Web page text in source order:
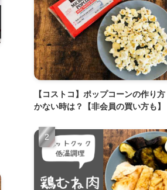
【コストコ】ポップコーンの作り
かない時は？【非会員の買い方も】